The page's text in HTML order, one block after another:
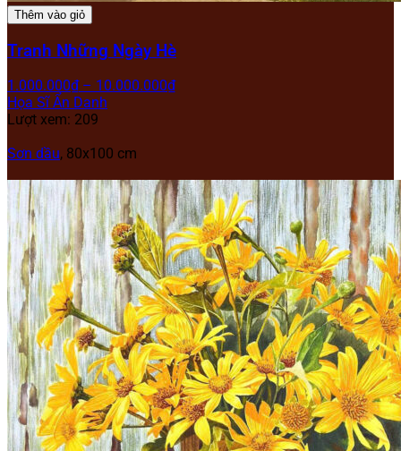
Thêm vào giỏ
Tranh Những Ngày Hè
1.000.000₫ – 10.000.000₫
Họa Sĩ Ẩn Danh
Lượt xem: 209
Sơn dầu, 80x100 cm